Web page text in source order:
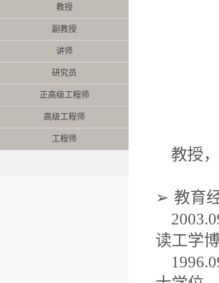
教授
副教授
讲师
研究员
正高级工程师
高级工程师
工程师
教授
➢ 教育
读工学